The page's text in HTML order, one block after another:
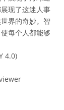
现了这迷人事
界的奇妙。智
每个人都能够
4.0)